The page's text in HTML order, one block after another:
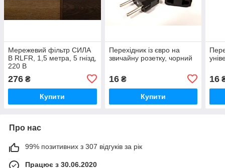
Мережевий фільтр СИЛА
В RLFR, 1,5 метра, 5 гнізд,
220 В
276 ₴
Купити
Перехідник із євро на
звичайну розетку, чорний
16₴
Купити
16
Про нас
99% позитивних з 307 відгуків за рік
Працює з 30.06.2020